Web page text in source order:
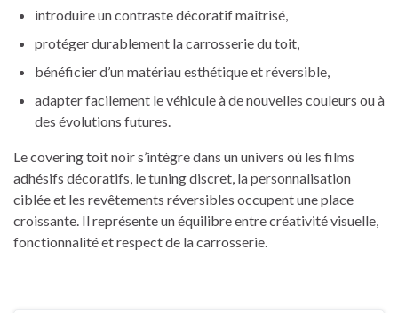
introduire un contraste décoratif maîtrisé,
protéger durablement la carrosserie du toit,
bénéficier d’un matériau esthétique et réversible,
adapter facilement le véhicule à de nouvelles couleurs ou à
des évolutions futures.
Le covering toit noir s’intègre dans un univers où les films
adhésifs décoratifs, le tuning discret, la personnalisation
ciblée et les revêtements réversibles occupent une place
croissante. Il représente un équilibre entre créativité visuelle,
fonctionnalité et respect de la carrosserie.